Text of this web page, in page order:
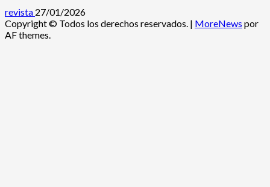
revista 27/01/2026
Copyright © Todos los derechos reservados. | MoreNews por
AF themes.